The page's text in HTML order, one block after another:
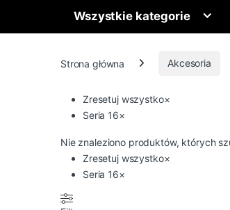
Wszystkie kategorie
Strona główna Akcesoria
Zresetuj wszystko×
Seria 16×
Nie znaleziono produktów, których
Zresetuj wszystko×
Seria 16×